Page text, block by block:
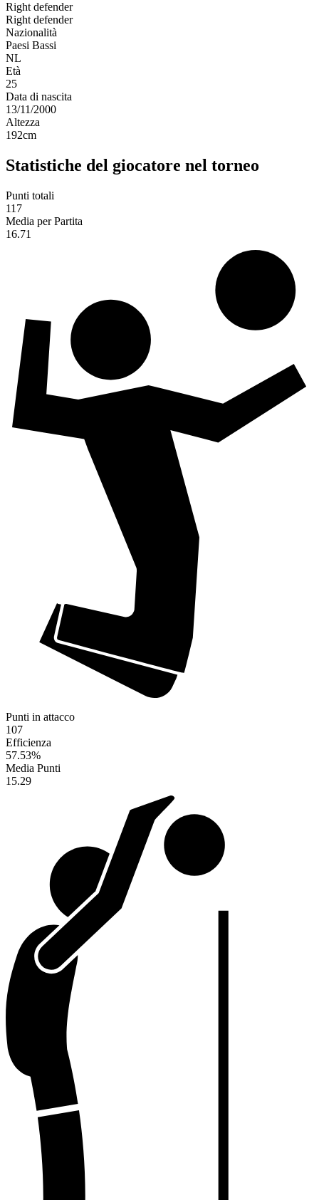
Right defender
Right defender
Nazionalità
Paesi Bassi
NL
Età
25
Data di nascita
13/11/2000
Altezza
192cm
Statistiche del giocatore nel torneo
Punti totali
117
Media per Partita
16.71
Punti in attacco
107
Efficienza
57.53%
Media Punti
15.29